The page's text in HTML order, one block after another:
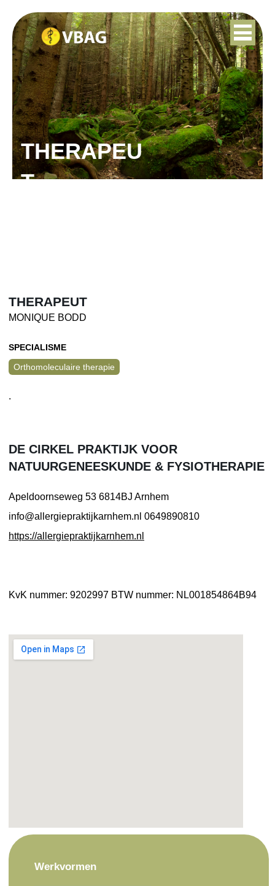
THERAPEU
T
THERAPEUT
MONIQUE BODD
SPECIALISME
Orthomoleculaire therapie
.
DE CIRKEL PRAKTIJK VOOR
NATUURGENEESKUNDE & FYSIOTHERAPIE
Apeldoornseweg 53 6814BJ Arnhem
info@allergiepraktijkarnhem.nl 0649890810
https://allergiepraktijkarnhem.nl
KvK nummer: 9202997 BTW nummer: NL001854864B94
Werkvormen